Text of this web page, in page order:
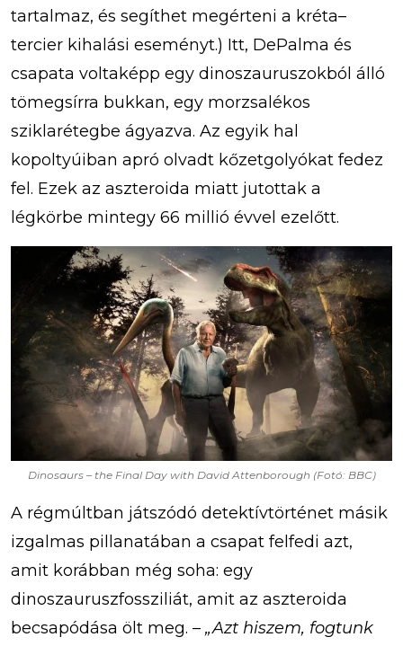
tartalmaz, és segíthet megérteni a kréta–
tercier kihalási eseményt.) Itt, DePalma és
csapata voltaképp egy dinoszauruszokból álló
tömegsírra bukkan, egy morzsalékos
sziklarétegbe ágyazva. Az egyik hal
kopoltyúiban apró olvadt kőzetgolyókat fedez
fel. Ezek az aszteroida miatt jutottak a
légkörbe mintegy 66 millió évvel ezelőtt.
Dinosaurs – the Final Day with David Attenborough (Fotó: BBC)
A régmúltban játszódó detektívtörténet másik
izgalmas pillanatában a csapat felfedi azt,
amit korábban még soha: egy
dinoszauruszfossziliát, amit az aszteroida
becsapódása ölt meg. – „Azt hiszem, fogtunk